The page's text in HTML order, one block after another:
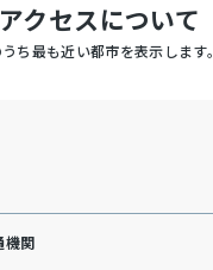
クセスについて
ち最も近い都市を表示します。
機関